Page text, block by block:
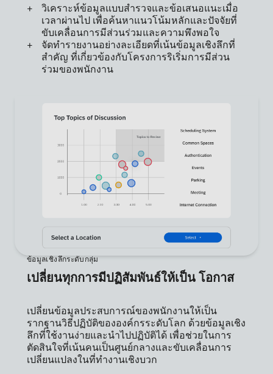
วิเคราะห์ข้อมูลแบบสำรวจและข้อเสนอแนะเมื่อ
เวลาผ่านไป เพื่อค้นหาแนวโน้มหลักและปัจจัยที่
ขับเคลื่อนการมีส่วนร่วมและความพึงพอใจ
จัดทำรายงานอย่างละเอียดที่เน้นข้อมูลเชิงลึกที่
สำคัญ ที่เกี่ยวข้องกับโครงการริเริ่มการมีส่วน
ร่วมของพนักงาน
ข้อมูลเชิงลึกระดับกลุ่ม
เปลี่ยนทุกการมีปฏิสัมพันธ์ให้เป็น โอกาส
เปลี่ยนข้อมูลประสบการณ์ของพนักงานให้เป็น
รากฐานวิธีปฏิบัติขององค์กรระดับโลก ด้วยข้อมูลเชิง
ลึกที่ใช้งานง่ายและนำไปปฏิบัติได้ เพื่อช่วยในการ
ตัดสินใจที่เน้นคนเป็นศูนย์กลางและขับเคลื่อนการ
เปลี่ยนแปลงในที่ทำงานเชิงบวก